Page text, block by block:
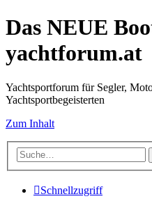
Das NEUE
yachtforum.at
Yachtsportforum für Segler,
Yachtsportbegeisterten
Zum Inhalt
Schnellzugriff